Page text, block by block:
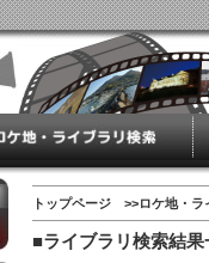
トップページ >>ロケ地・
■ライブラリ検索結果